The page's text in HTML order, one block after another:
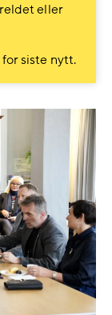
eller
for siste nytt.